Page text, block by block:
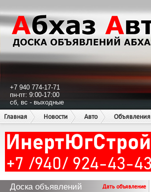
+7 940 774-17-71
пн-пт: 9:00-17:00
сб, вс - выходные
Главная
Новости Авто Объявления
Доска объявлений Дать объявление